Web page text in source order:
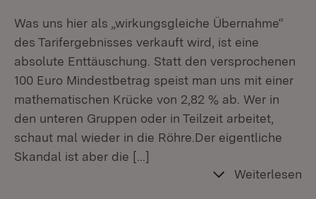
Was uns hier als „wirkungsgleiche Übernahme“
des Tarifergebnisses verkauft wird, ist eine
absolute Enttäuschung. Statt den versprochenen
100 Euro Mindestbetrag speist man uns mit einer
mathematischen Krücke von 2,82 % ab. Wer in
den unteren Gruppen oder in Teilzeit arbeitet,
schaut mal wieder in die Röhre.Der eigentliche
Skandal ist aber die […]
Weiterlesen